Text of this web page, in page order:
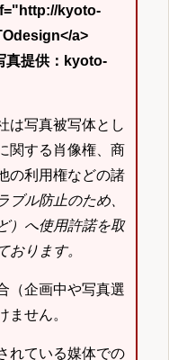
kyoto-
a>
真提供：kyoto-
は写真被写体とし
関する肖像権、商
の利用権などの諸
ブル防止のため、
）へ使用許諾を取
おります。
（企画中や写真選
ません。
れている媒体での